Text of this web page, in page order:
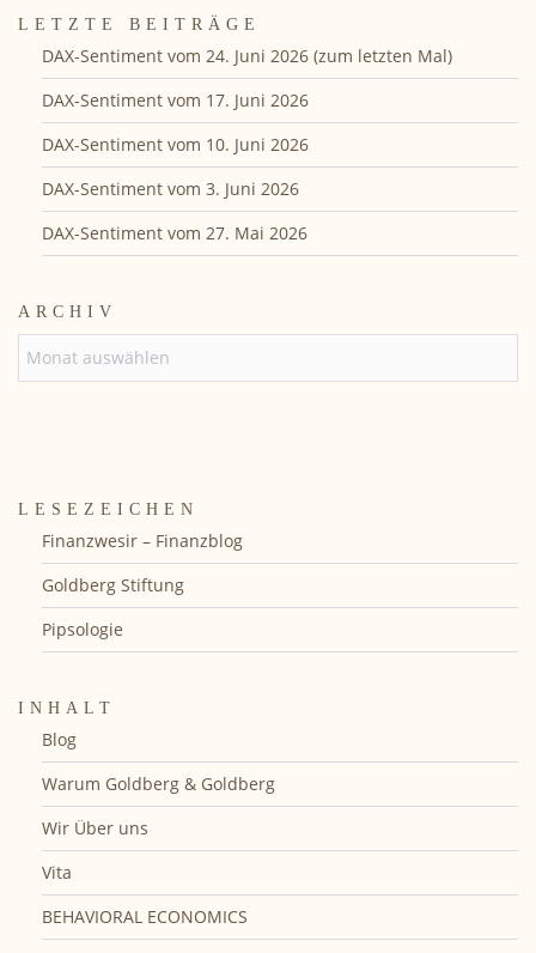
LETZTE BEITRÄGE
DAX-Sentiment vom 24. Juni 2026 (zum letzten Mal)
DAX-Sentiment vom 17. Juni 2026
DAX-Sentiment vom 10. Juni 2026
DAX-Sentiment vom 3. Juni 2026
DAX-Sentiment vom 27. Mai 2026
ARCHIV
LESEZEICHEN
Finanzwesir – Finanzblog
Goldberg Stiftung
Pipsologie
INHALT
Blog
Warum Goldberg & Goldberg
Wir Über uns
Vita
BEHAVIORAL ECONOMICS